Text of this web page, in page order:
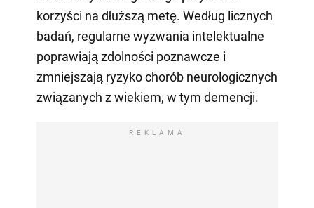
korzyści na dłuższą metę. Według licznych
badań, regularne wyzwania intelektualne
poprawiają zdolności poznawcze i
zmniejszają ryzyko chorób neurologicznych
związanych z wiekiem, w tym demencji.
REKLAMA